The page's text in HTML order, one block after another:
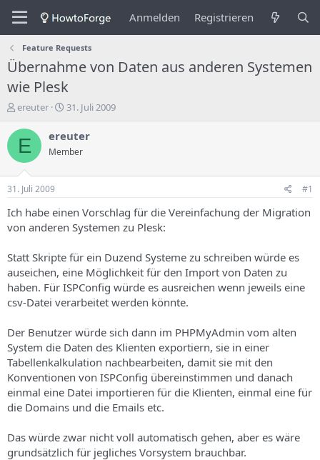
Anmelden Registrieren
Feature Requests
Übernahme von Daten aus anderen Systemen
wie Plesk
E
s
e
e
r
e
T
h
e
m
ereuter
E
s
e
n
s
a
t
u
m
31. Juli 2009
E ereuter
Member
31. Juli 2009 #1
Ich habe einen Vorschlag für die Vereinfachung der Migration
von anderen Systemen zu Plesk:
Statt Skripte für ein Duzend Systeme zu schreiben würde es
auseichen, eine Möglichkeit für den Import von Daten zu
haben. Für ISPConfig würde es ausreichen wenn jeweils eine
csv-Datei verarbeitet werden könnte.
Der Benutzer würde sich dann im PHPMyAdmin vom alten
System die Daten des Klienten exportiern, sie in einer
Tabellenkalkulation nachbearbeiten, damit sie mit den
Konventionen von ISPConfig übereinstimmen und danach
einmal eine Datei importieren für die Klienten, einmal eine für
die Domains und die Emails etc.
Das würde zwar nicht voll automatisch gehen, aber es wäre
grundsätzlich für jegliches Vorsystem brauchbar.